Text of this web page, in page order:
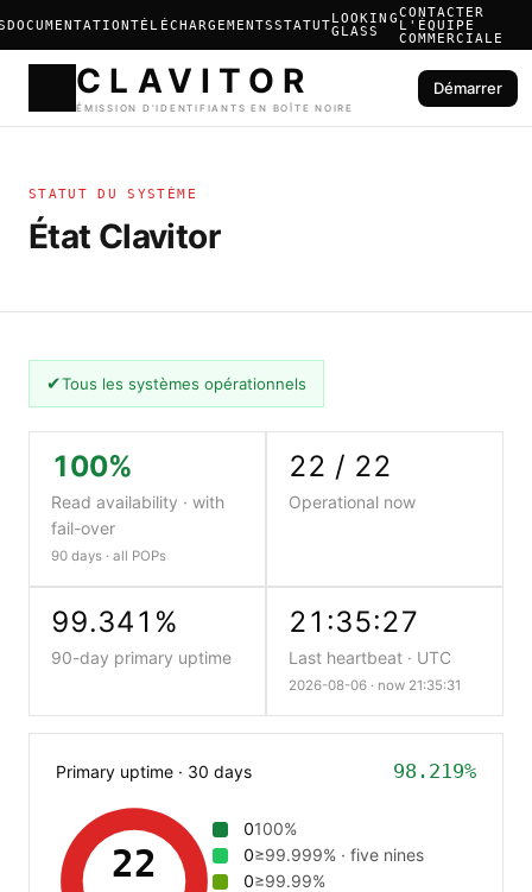
DOCUMENTATIONTÉLÉCHARGEMENTSSTATUTLOOKING
GLASS
CONTACTER
L'ÉQUIPE
COMMERCIALE
ÉMISSION D'IDENTIFIANTS
Démarrer
STATUT DU SYSTÈME
État Clavitor
✔Tous les systèmes opérationnels
100%
Read availability · with
fail-over
90 days · all POPs
22 / 22
Operational now
99.341%
90-day primary uptime
21:35:27
Last heartbeat · UTC
2026-08-06 · now 21:35:32
Primary uptime · 30 days 98.219%
22
0100%
0≥99.999% · five nines
0≥99.99%